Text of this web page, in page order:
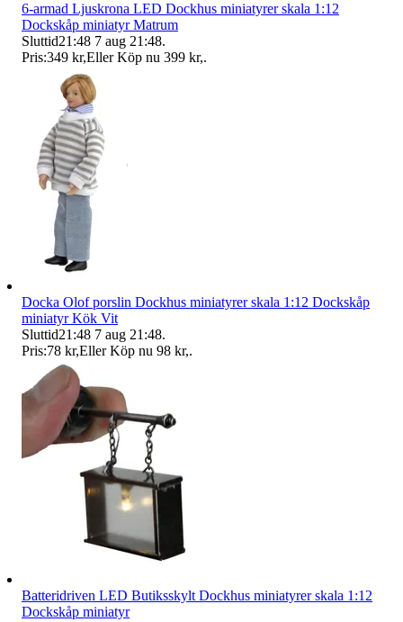
6-armad Ljuskrona LED Dockhus miniatyrer skala 1:12
Dockskåp miniatyr Matrum
Sluttid21:48 7 aug 21:48.
Pris:349 kr,Eller Köp nu 399 kr,.
Docka Olof porslin Dockhus miniatyrer skala 1:12 Dockskåp
miniatyr Kök Vit
Sluttid21:48 7 aug 21:48.
Pris:78 kr,Eller Köp nu 98 kr,.
Batteridriven LED Butiksskylt Dockhus miniatyrer skala 1:12
Dockskåp miniatyr